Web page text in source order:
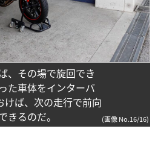
、その場で旋回でき
た車体をインターバ
けば、次の走行で前向
きるのだ。
(画像 No.16/16)